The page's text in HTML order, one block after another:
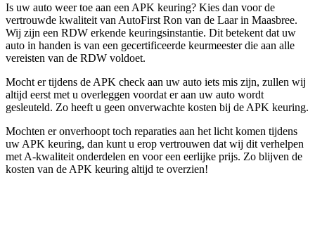
Is uw auto weer toe aan een APK keuring? Kies dan voor de
vertrouwde kwaliteit van AutoFirst Ron van de Laar in Maasbree.
Wij zijn een RDW erkende keuringsinstantie. Dit betekent dat uw
auto in handen is van een gecertificeerde keurmeester die aan alle
vereisten van de RDW voldoet.
Mocht er tijdens de APK check aan uw auto iets mis zijn, zullen wij
altijd eerst met u overleggen voordat er aan uw auto wordt
gesleuteld. Zo heeft u geen onverwachte kosten bij de APK keuring.
Mochten er onverhoopt toch reparaties aan het licht komen tijdens
uw APK keuring, dan kunt u erop vertrouwen dat wij dit verhelpen
met A-kwaliteit onderdelen en voor een eerlijke prijs. Zo blijven de
kosten van de APK keuring altijd te overzien!